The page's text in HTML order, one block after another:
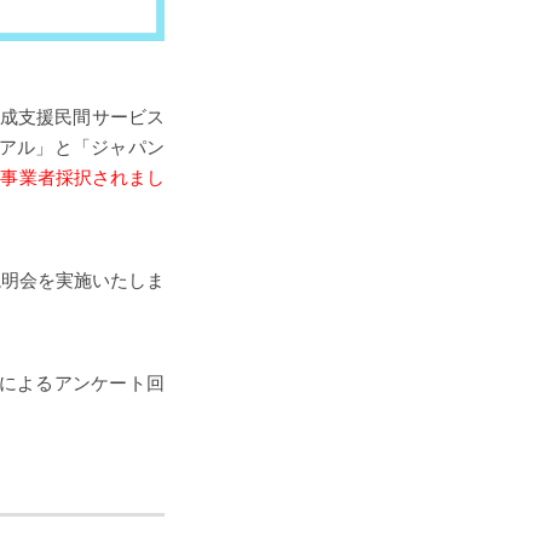
支援民間サービス
ル」と「ジャパン
業者採択されまし
会を実施いたしま
よるアンケート回